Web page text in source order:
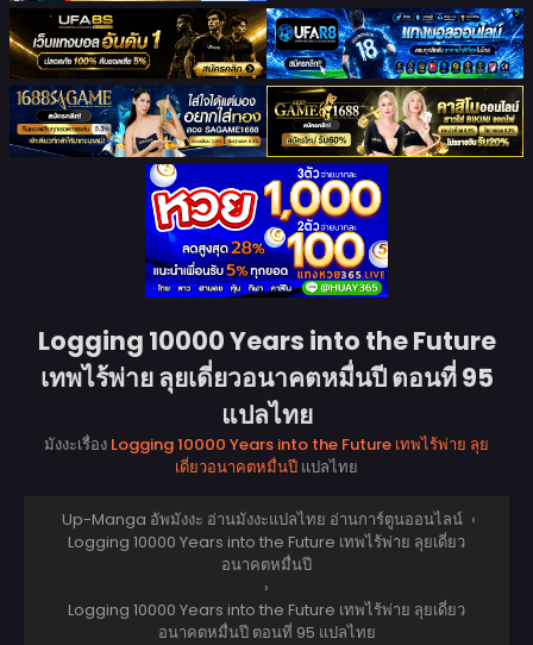
Logging 10000 Years into the Future
เทพไร้พ่าย ลุยเดี่ยวอนาคตหมื่นปี ตอนที่ 95
แปลไทย
มังงะเรื่อง Logging 10000 Years into the Future เทพไร้พ่าย ลุย
เดี่ยวอนาคตหมื่นปี แปลไทย
Up-Manga อัพมังงะ อ่านมังงะแปลไทย อ่านการ์ตูนออนไลน์ ›
Logging 10000 Years into the Future เทพไร้พ่าย ลุยเดี่ยว
อนาคตหมื่นปี
›
Logging 10000 Years into the Future เทพไร้พ่าย ลุยเดี่ยว
อนาคตหมื่นปี ตอนที่ 95 แปลไทย